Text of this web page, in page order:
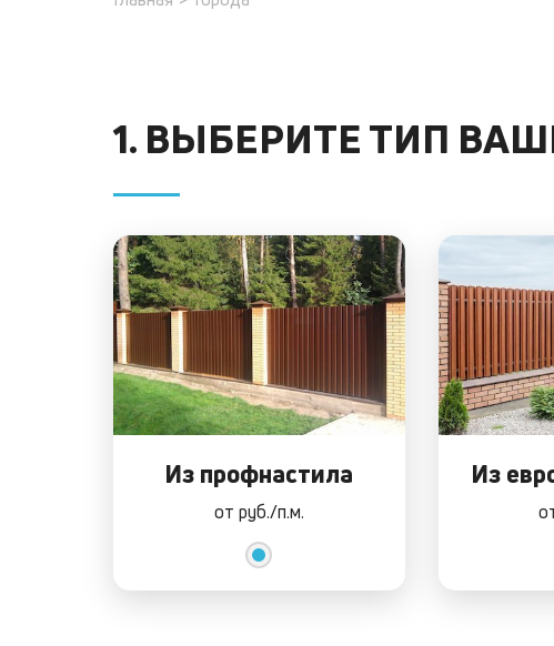
1. ВЫБЕРИТЕ ТИП
Из профнастила
от руб./п.м.
Из